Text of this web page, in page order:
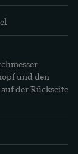
und den
der Rückseite